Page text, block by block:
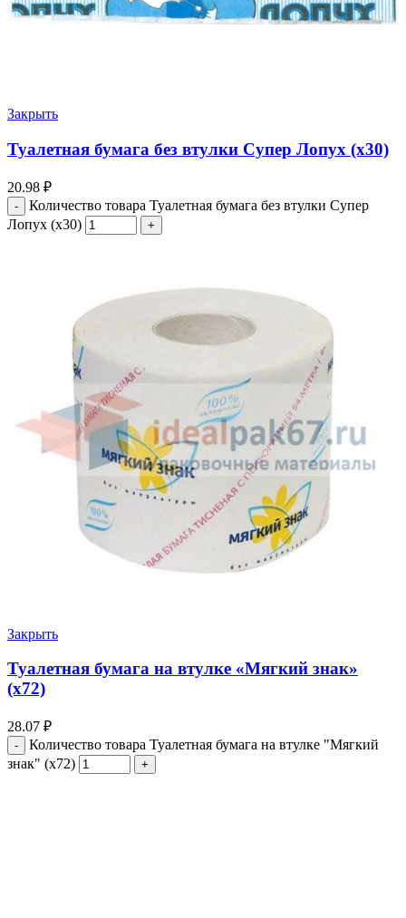
Закрыть
Туалетная бумага без втулки Супер Лопух (х30)
20.98 ₽
Количество товара Туалетная бумага без втулки Супер
Лопух (х30)
Закрыть
Туалетная бумага на втулке «Мягкий знак»
(х72)
28.07 ₽
Количество товара Туалетная бумага на втулке "Мягкий
знак" (х72)